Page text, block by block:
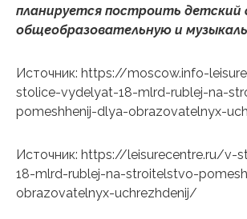
планируется построить детский
общеобразовательную и
Источник: https://moscow.info-
stolice-vydelyat-18-mlrd-rublej-na-
pomeshhenij-dlya-obrazovatelnyx-
Источник: https://leisurecentre.ru/v-
18-mlrd-rublej-na-stroitelstvo-
obrazovatelnyx-uchrezhdenij/